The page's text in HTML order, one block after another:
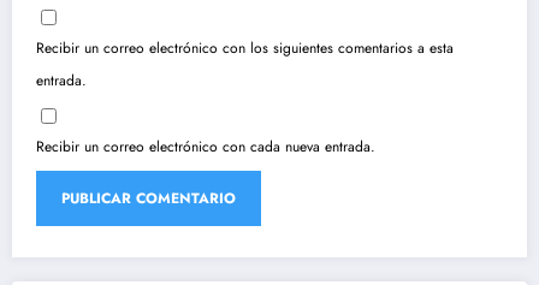
Recibir un correo electrónico con los siguientes comentarios a esta
entrada.
Recibir un correo electrónico con cada nueva entrada.